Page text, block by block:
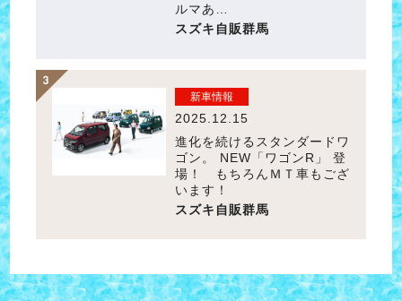
ルマあ…
スズキ自販群馬
新車情報
2025.12.15
進化を続けるスタンダードワ
ゴン。 NEW「ワゴンR」 登
場！ もちろんＭＴ車もござ
います！
スズキ自販群馬